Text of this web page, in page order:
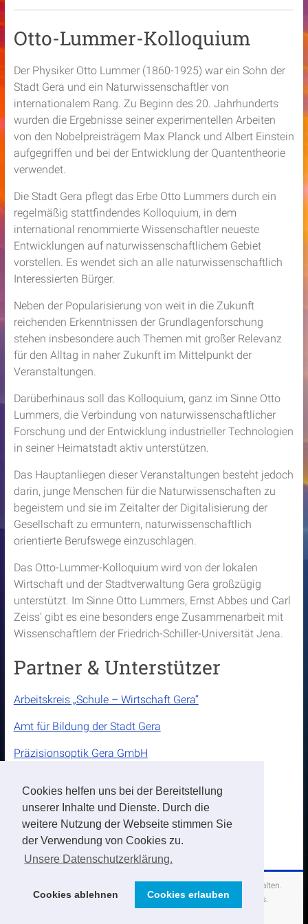
Cookies helfen uns bei der Bereitstellung
unserer Inhalte und Dienste. Durch die
weitere Nutzung der Webseite stimmen Sie
der Verwendung von Cookies zu.
Unsere Datenschutzerklärung.
Cookies ablehnen Cookies erlauben
Optische
Quantentechnologie –
Verschränkte Photonen
und der Weg zum globalen
Quanteninternet
Otto-Lummer-Kolloquium
Der Physiker Otto Lummer (1860-1925) war ein Sohn der
Stadt Gera und ein Naturwissenschaftler von
internationalem Rang. Zu Beginn des 20. Jahrhunderts
wurden die Ergebnisse seiner experimentellen Arbeiten
von den Nobelpreisträgern Max Planck und Albert Einstein
aufgegriffen und bei der Entwicklung der Quantentheorie
verwendet.
Die Stadt Gera pflegt das Erbe Otto Lummers durch ein
regelmäßig stattfindendes Kolloquium, in dem
international renommierte Wissenschaftler neueste
Entwicklungen auf naturwissenschaftlichem Gebiet
vorstellen. Es wendet sich an alle naturwissenschaftlich
Interessierten Bürger.
Neben der Popularisierung von weit in die Zukunft
reichenden Erkenntnissen der Grundlagenforschung
stehen insbesondere auch Themen mit großer Relevanz
für den Alltag in naher Zukunft im Mittelpunkt der
Veranstaltungen.
Darüberhinaus soll das Kolloquium, ganz im Sinne Otto
Lummers, die Verbindung von naturwissenschaftlicher
Forschung und der Entwicklung industrieller Technologien
in seiner Heimatstadt aktiv unterstützen.
Das Hauptanliegen dieser Veranstaltungen besteht jedoch
darin, junge Menschen für die Naturwissenschaften zu
begeistern und sie im Zeitalter der Digitalisierung der
Gesellschaft zu ermuntern, naturwissenschaftlich
orientierte Berufswege einzuschlagen.
Das Otto-Lummer-Kolloquium wird von der lokalen
Wirtschaft und der Stadtverwaltung Gera großzügig
unterstützt. Im Sinne Otto Lummers, Ernst Abbes und Carl
Zeiss’ gibt es eine besonders enge Zusammenarbeit mit
Wissenschaftlern der Friedrich-Schiller-Universität Jena.
Partner & Unterstützer
Arbeitskreis „Schule – Wirtschaft Gera“
Amt für Bildung der Stadt Gera
Präzisionsoptik Gera GmbH
. Alle Rechte vorbehalten.
Theme:Acceleratevon ThemeGrill. Präsentiert vonWordPress.